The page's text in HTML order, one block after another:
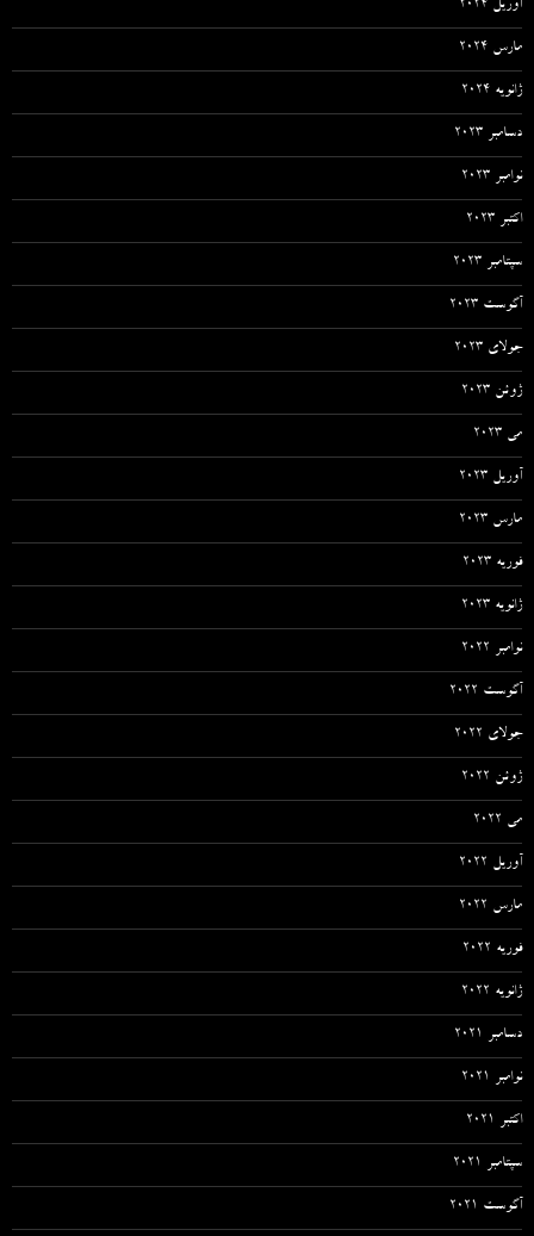
آوریل 2024
مارس 2024
ژانویه 2024
دسامبر 2023
نوامبر 2023
اکتبر 2023
سپتامبر 2023
آگوست 2023
جولای 2023
ژوئن 2023
می 2023
آوریل 2023
مارس 2023
فوریه 2023
ژانویه 2023
نوامبر 2022
آگوست 2022
جولای 2022
ژوئن 2022
می 2022
آوریل 2022
مارس 2022
فوریه 2022
ژانویه 2022
دسامبر 2021
نوامبر 2021
اکتبر 2021
سپتامبر 2021
آگوست 2021